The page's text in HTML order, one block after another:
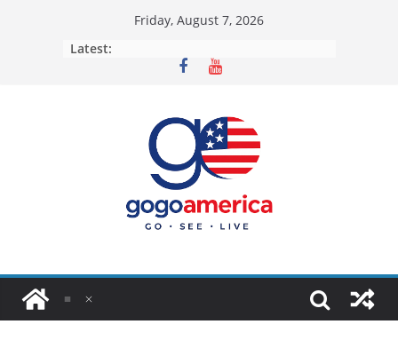
Friday, August 7, 2026
Latest: